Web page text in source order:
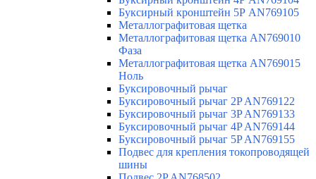
Буксирный кронштейн 5Р AN769105
Металлографитовая щетка
Металлографитовая щетка AN769010
Фаза
Металлографитовая щетка AN769015
Ноль
Буксировочный рычаг
Буксировочный рычаг 2P AN769122
Буксировочный рычаг 3P AN769133
Буксировочный рычаг 4P AN769144
Буксировочный рычаг 5P AN769155
Подвес для крепления токопроводящей
шины